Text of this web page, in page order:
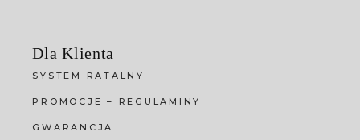
Dla Klienta
SYSTEM RATALNY
PROMOCJE – REGULAMINY
GWARANCJA